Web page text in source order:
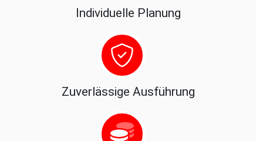
Individuelle Planung
Zuverlässige Ausführung